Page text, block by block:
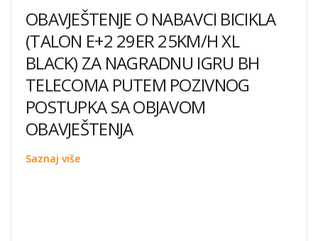
OBAVJEŠTENJE O NABAVCI BICIKLA
(TALON E+2 29ER 25KM/H XL
BLACK) ZA NAGRADNU IGRU BH
TELECOMA PUTEM POZIVNOG
POSTUPKA SA OBJAVOM
OBAVJEŠTENJA
Saznaj više